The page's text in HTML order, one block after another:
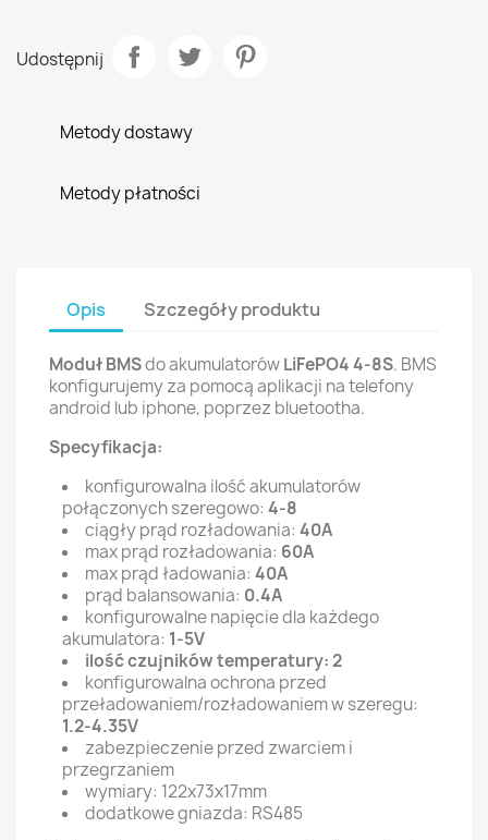
Udostępnij
Metody dostawy
Metody płatności
Opis Szczegóły produktu
Moduł BMSdo akumulatorówLiFePO4 4-8S. BMS
konfigurujemy za pomocą aplikacji na telefony
android lub iphone, poprzez bluetootha.
Specyfikacja:
konfigurowalna ilość akumulatorów
połączonych szeregowo: 4-8
ciągły prąd rozładowania: 40A
max prąd rozładowania: 60A
max prąd ładowania: 40A
prąd balansowania: 0.4A
konfigurowalne napięcie dla każdego
akumulatora: 1-5V
ilość czujników temperatury: 2
konfigurowalna ochrona przed
przeładowaniem/rozładowaniem w szeregu:
1.2-4.35V
zabezpieczenie przed zwarciem i
przegrzaniem
wymiary: 122x73x17mm
dodatkowe gniazda: RS485